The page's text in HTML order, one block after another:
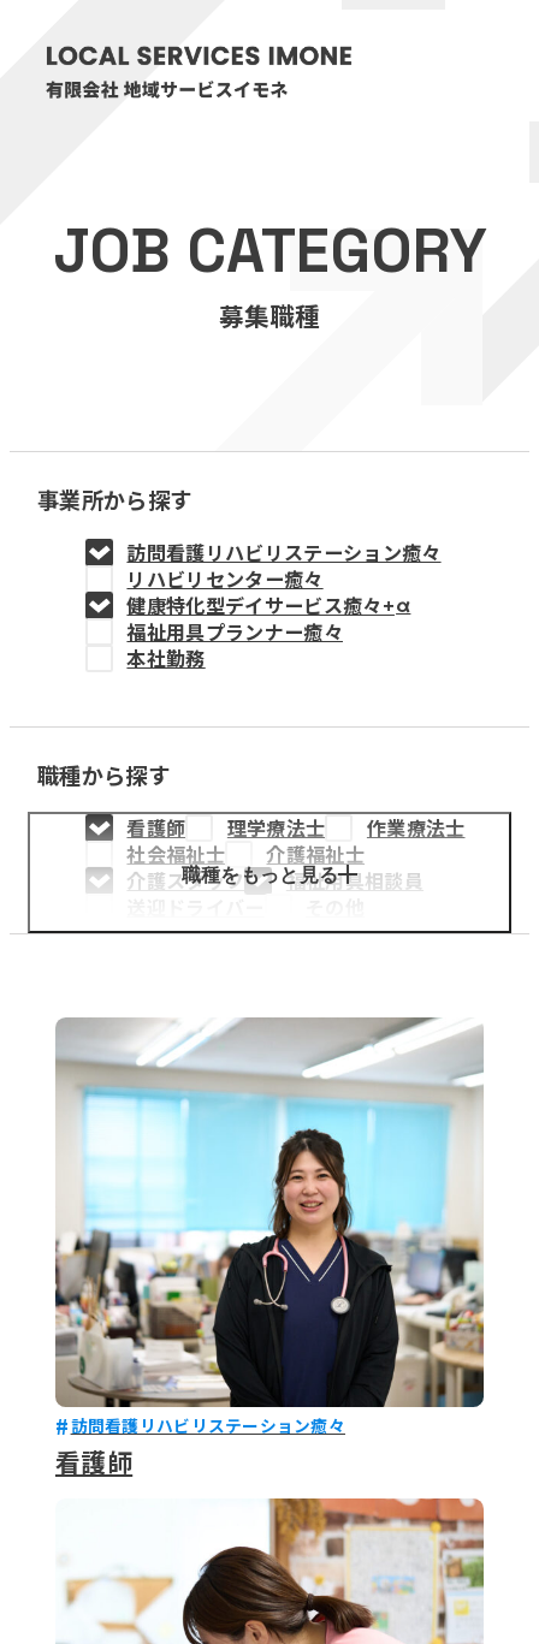
医療・介護事業
訪問看護リハビリステーション癒々
福祉用具プランナー癒々
教育事業
姫路中央こども園
姫路中央保育園
採用情報
医療・介護事業
募集職種
お知らせ
JOB CATEGORY
募集職種
事業所から探す
訪問看護リハビリステーション癒々
リハビリセンター癒々
健康特化型デイサービス癒々+α
福祉用具プランナー癒々
本社勤務
職種から探す
看護師 理学療法士
作業療法士
社会福祉士
介護福祉士
介護スタッフ
福祉用具相談員
職種をもっと見る
訪問看護リハビリステーション癒々
看護師